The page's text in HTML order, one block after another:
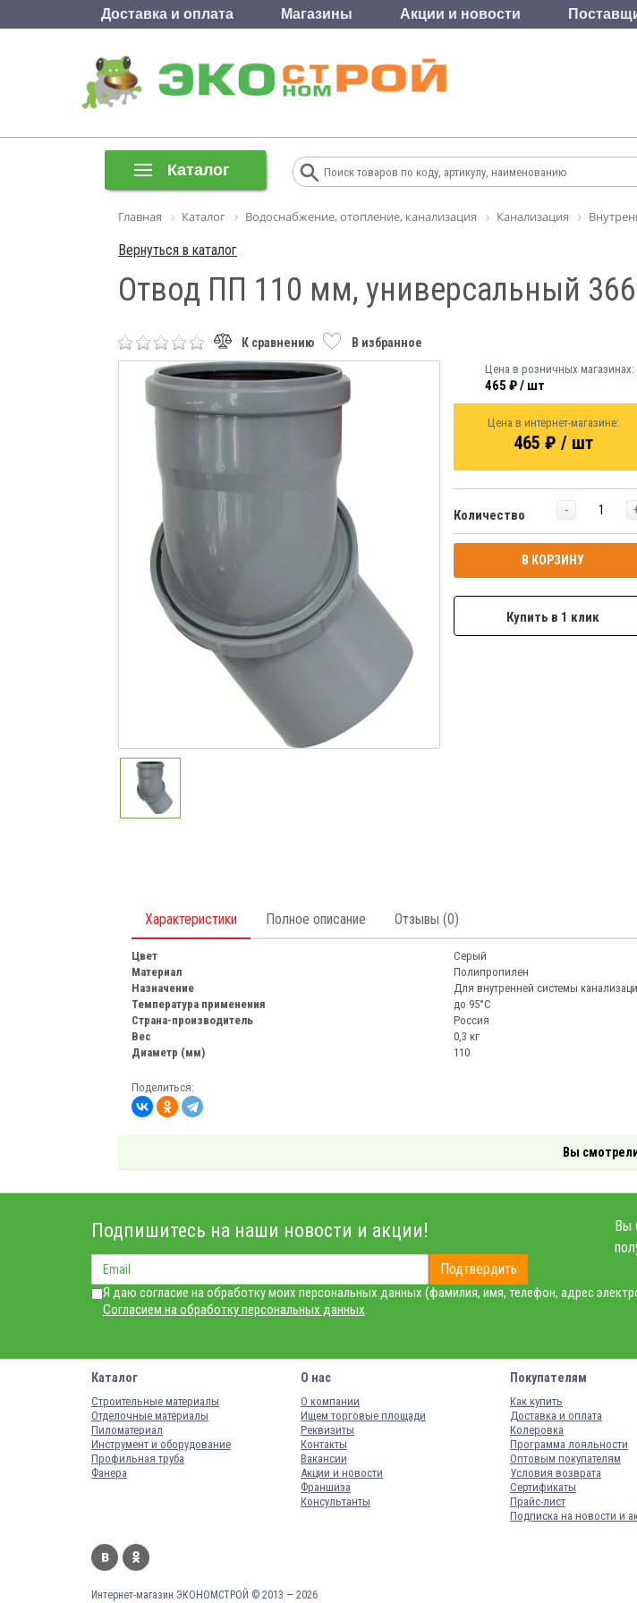
Доставка и оплата Магазины Акции и новости
Каталог
Главная Каталог Водоснабжение, отопление, канализация Канализация
Вернуться в каталог
Отвод ПП 110 мм, универсальный
К сравнению В избранное
Цена в розничных магазинах:
465 ₽ / шт
Цена в интернет-магазине:
465 ₽ / шт
Количество -
В КОРЗИНУ
Купить в 1 клик
Характеристики Полное описание Отзывы (0)
Цвет
Серый
Материал
Полипропилен
Назначение
Для внутренней системы
Температура применения
до 95°C
Страна-производитель
Россия
Вес
0,3 кг
Диаметр (мм)
110
Поделиться:
Вы
Подпишитесь на наши новости и акции!
Подтвердить
Вы
Я даю согласие на обработку моих персональных данных (фамилия, имя, телефон, адрес
Согласием на обработку персональных данных
Каталог
Строительные материалы
Отделочные материалы
Пиломатериал
Инструмент и оборудование
Профильная труба
Фанера
О нас
О компании
Ищем торговые площади
Реквизиты
Контакты
Вакансии
Акции и новости
Франшиза
Консультанты
Покупателям
Как купить
Доставка и оплата
Колеровка
Программа лояльности
Оптовым покупателям
Условия возврата
Сертификаты
Прайс-лист
Подписка на новости и
Интернет-магазин ЭКОНОМСТРОЙ © 2013 — 2026